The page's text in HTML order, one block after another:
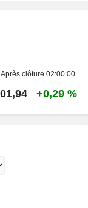
Après clôture 02:00:00
+0,29 %